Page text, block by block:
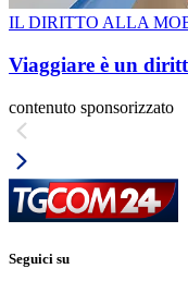
IL DIRITTO ALLA
Viaggiare è un
contenuto sponsorizzato
Seguici su